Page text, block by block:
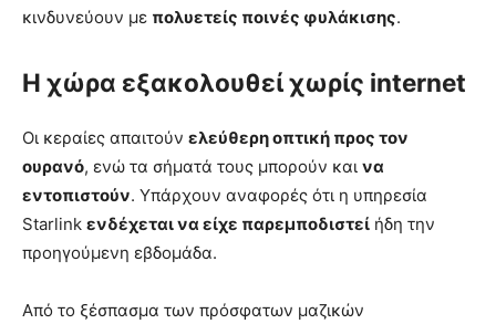
κινδυνεύουν με πολυετείς ποινές φυλάκισης.
Η χώρα εξακολουθεί χωρίς internet
Οι κεραίες απαιτούν ελεύθερη οπτική προς τον
ουρανό, ενώ τα σήματά τους μπορούν και να
εντοπιστούν. Υπάρχουν αναφορές ότι η υπηρεσία
Starlink ενδέχεται να είχε παρεμποδιστεί ήδη την
προηγούμενη εβδομάδα.
Από το ξέσπασμα των πρόσφατων μαζικών